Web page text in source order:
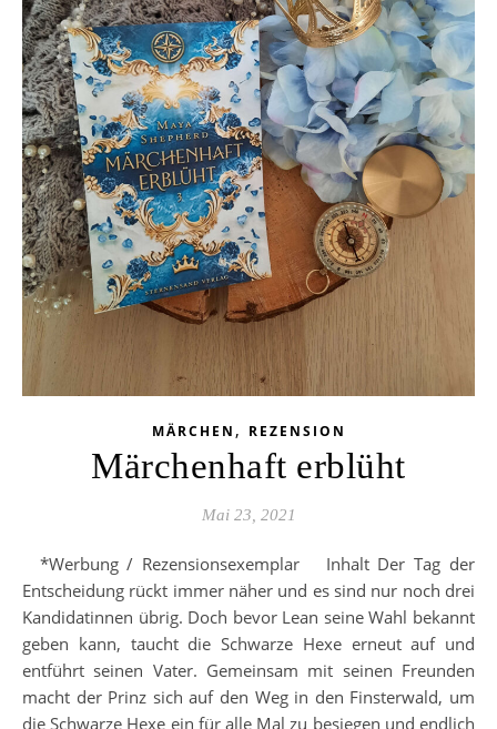
MÄRCHEN , REZENSION
Märchenhaft erblüht
Mai 23, 2021
*Werbung / Rezensionsexemplar Inhalt Der Tag der
Entscheidung rückt immer näher und es sind nur noch drei
Kandidatinnen übrig. Doch bevor Lean seine Wahl bekannt
geben kann, taucht die Schwarze Hexe erneut auf und
entführt seinen Vater. Gemeinsam mit seinen Freunden
macht der Prinz sich auf den Weg in den Finsterwald, um
die Schwarze Hexe ein für alle Mal zu besiegen und endlich